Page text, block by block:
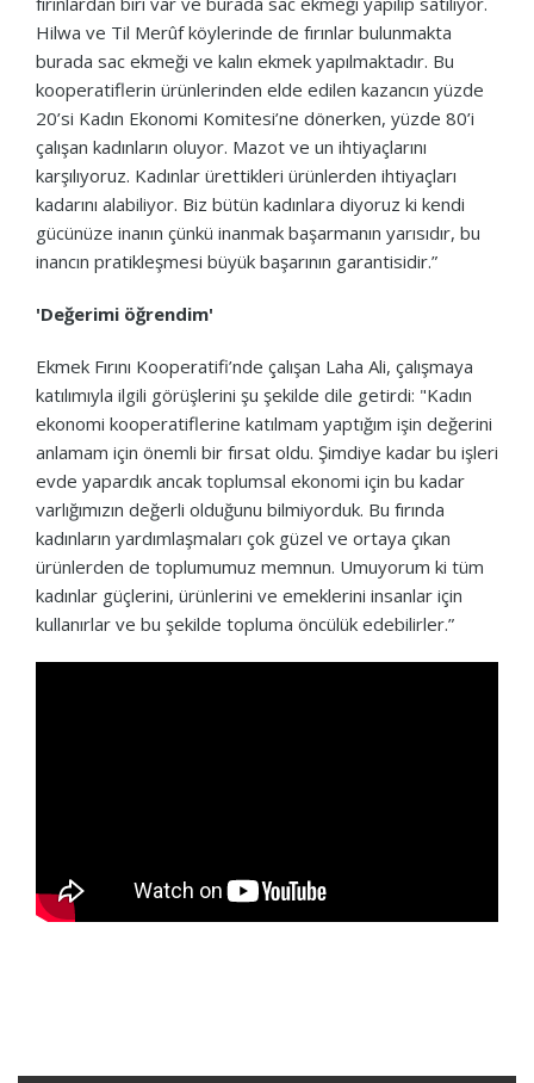
Hilwa ve Til Merûf köylerinde de fırınlar bulunmakta
burada sac ekmeği ve kalın ekmek yapılmaktadır. Bu
kooperatiflerin ürünlerinden elde edilen kazancın yüzde
20’si Kadın Ekonomi Komitesi’ne dönerken, yüzde 80’i
çalışan kadınların oluyor. Mazot ve un ihtiyaçlarını
karşılıyoruz. Kadınlar ürettikleri ürünlerden ihtiyaçları
kadarını alabiliyor. Biz bütün kadınlara diyoruz ki kendi
gücünüze inanın çünkü inanmak başarmanın yarısıdır, bu
inancın pratikleşmesi büyük başarının garantisidir.”
'Değerimi öğrendim'
Ekmek Fırını Kooperatifi’nde çalışan Laha Ali, çalışmaya
katılımıyla ilgili görüşlerini şu şekilde dile getirdi: "Kadın
ekonomi kooperatiflerine katılmam yaptığım işin değerini
anlamam için önemli bir fırsat oldu. Şimdiye kadar bu işleri
evde yapardık ancak toplumsal ekonomi için bu kadar
varlığımızın değerli olduğunu bilmiyorduk. Bu fırında
kadınların yardımlaşmaları çok güzel ve ortaya çıkan
ürünlerden de toplumumuz memnun. Umuyorum ki tüm
kadınlar güçlerini, ürünlerini ve emeklerini insanlar için
kullanırlar ve bu şekilde topluma öncülük edebilirler.”